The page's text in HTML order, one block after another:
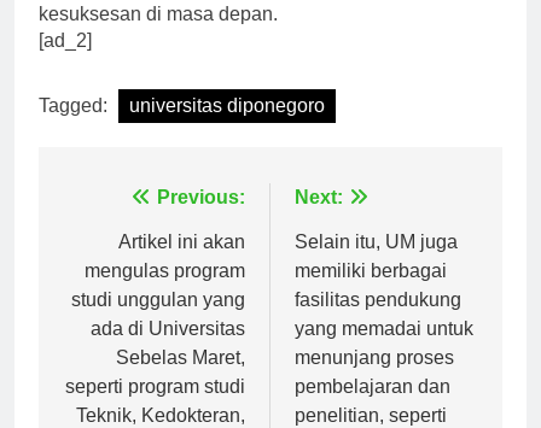
program studi unggulan tersebut untuk meraih
kesuksesan di masa depan.
universitas diponegoro
pos Artikel ini akan
mengulas program
studi unggulan yang
ada di Universitas
Sebelas Maret,
seperti program studi
Selain itu, UM juga
memiliki berbagai
fasilitas pendukung
yang memadai untuk
menunjang proses
pembelajaran dan